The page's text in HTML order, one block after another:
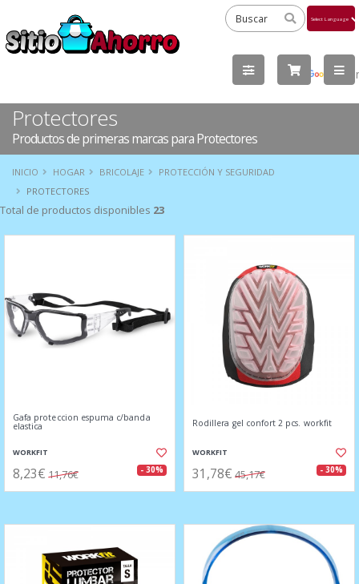
by
Protectores
Productos de primeras marcas para Protectores
INICIO HOGAR BRICOLAJE
PROTECCIÓN Y SEGURIDAD
PROTECTORES
Total de productos disponibles 23
Gafa proteccion espuma c/banda
elastica
WORKFIT
8,23€ 11,76€ - 30%
Rodillera gel confort 2 pcs. workfit
WORKFIT
31,78€ 45,17€ - 30%